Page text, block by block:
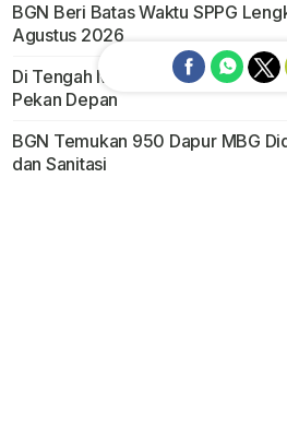
BGN Beri Batas Waktu SPPG
Agustus 2026
Di Tengah Moratorium, BGN
Pekan Depan
BGN Temukan 950 Dapur MBG
dan Sanitasi